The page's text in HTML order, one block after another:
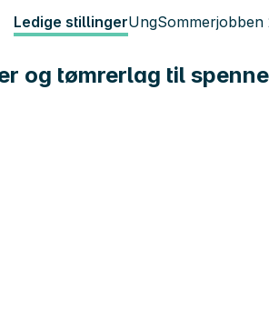
Ledige stillingerUngSommerjobben
og tømrerlag til